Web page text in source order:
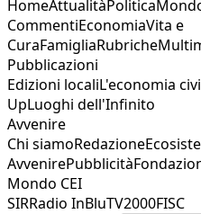
HomeAttualitàPolitica
CommentiEconomiaVita e
CuraFamigliaRubriche
Pubblicazioni
Edizioni localiL'economia
UpLuoghi dell'Infinito
Avvenire
Chi siamoRedazione
AvvenirePubblicità
Mondo CEI
SIRRadio InBluTV2000FISC